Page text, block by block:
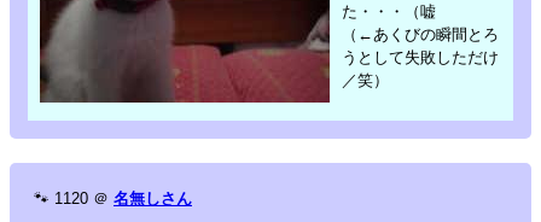
た・・・（嘘
（←あくびの瞬間とろ
うとして失敗しただけ
／笑）
🐾 1120 ＠ 名無しさん